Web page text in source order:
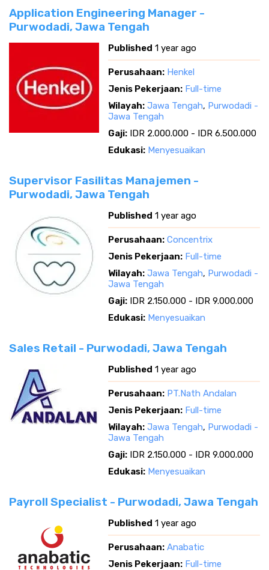
Application Engineering Manager -
Purwodadi, Jawa Tengah
Published 1 year ago
Perusahaan: Henkel
Jenis Pekerjaan: Full-time
Wilayah: Jawa Tengah, Purwodadi -
Jawa Tengah
Gaji: IDR 2.000.000 - IDR 6.500.000
Edukasi: Menyesuaikan
Supervisor Fasilitas Manajemen -
Purwodadi, Jawa Tengah
Published 1 year ago
Perusahaan: Concentrix
Jenis Pekerjaan: Full-time
Wilayah: Jawa Tengah, Purwodadi -
Jawa Tengah
Gaji: IDR 2.150.000 - IDR 9.000.000
Edukasi: Menyesuaikan
Sales Retail - Purwodadi, Jawa Tengah
Published 1 year ago
Perusahaan: PT.Nath Andalan
Jenis Pekerjaan: Full-time
Wilayah: Jawa Tengah, Purwodadi -
Jawa Tengah
Gaji: IDR 2.150.000 - IDR 9.000.000
Edukasi: Menyesuaikan
Payroll Specialist - Purwodadi, Jawa Tengah
Published 1 year ago
Perusahaan: Anabatic
Jenis Pekerjaan: Full-time